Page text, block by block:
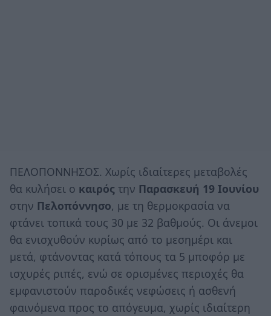
ΠΕΛΟΠΟΝΝΗΣΟΣ. Χωρίς ιδιαίτερες μεταβολές
θα κυλήσει ο καιρός την Παρασκευή 19 Ιουνίου
στην Πελοπόννησο, με τη θερμοκρασία να
φτάνει τοπικά τους 30 με 32 βαθμούς. Οι άνεμοι
θα ενισχυθούν κυρίως από το μεσημέρι και
μετά, φτάνοντας κατά τόπους τα 5 μποφόρ με
ισχυρές ριπές, ενώ σε ορισμένες περιοχές θα
εμφανιστούν παροδικές νεφώσεις ή ασθενή
φαινόμενα προς το απόγευμα, χωρίς ιδιαίτερη